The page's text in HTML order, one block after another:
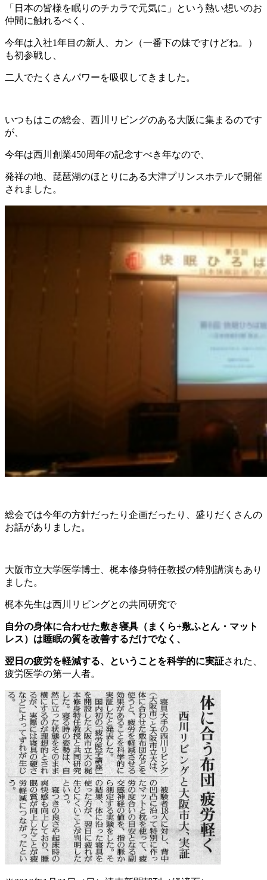
「日本の皆様を眠りのチカラで元気に」という熱い想いのお
仲間に触れるべく、
今年は入社1年目の新人、カン（一番下の妹ですけどね。）
も初参戦し、
二人でたくさんパワーを吸収してきました。
いつもはこの総会、西川リビングのある大阪に集まるのです
が、
今年は西川創業450周年の記念すべき年なので、
発祥の地、琵琶湖のほとりにある大津プリンスホテルで開催
されました。
総会では今年の方針だったり企画だったり、盛りだくさんの
お話がありました。
大阪市立大学医学博士、梶本修身特任教授の特別講演もあり
ました。
梶本先生は西川リビングとの共同研究で
自分の身体に合わせた敷き寝具（まくら+敷ふとん・マット
レス）は睡眠の質を改善するだけでなく、
翌日の疲労を軽減する、ということを科学的に実証された、
疲労医学の第一人者。